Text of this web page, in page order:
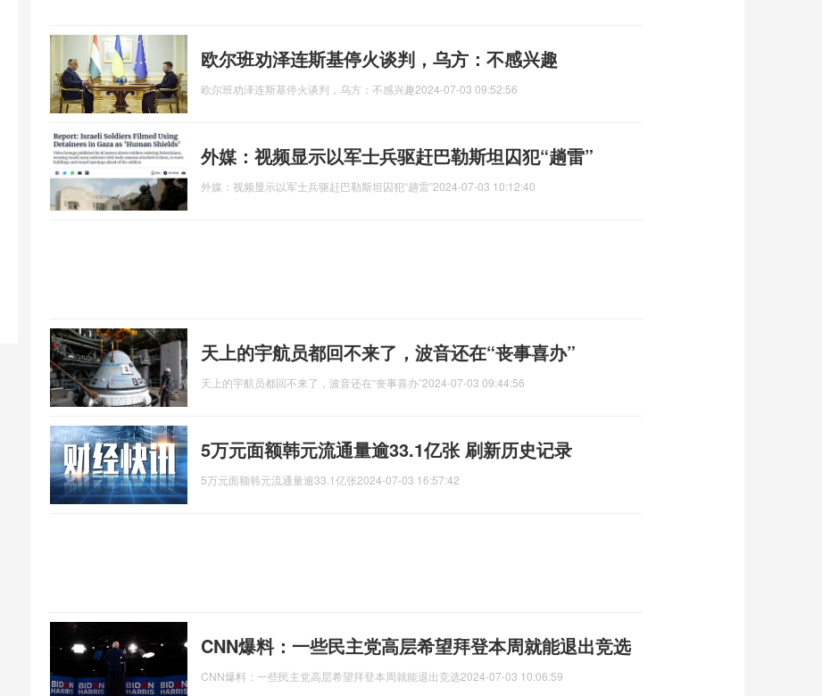
欧尔班劝泽连斯基停火谈判，乌方：不感兴趣
欧尔班劝泽连斯基停火谈判，乌方：不感兴趣2024-07-03 09:52:56
外媒：视频显示以军士兵驱赶巴勒斯坦囚犯“趟雷”
外媒：视频显示以军士兵驱赶巴勒斯坦囚犯“趟雷”2024-07-03 10:12:40
天上的宇航员都回不来了，波音还在“丧事喜办”
天上的宇航员都回不来了，波音还在“丧事喜办”2024-07-03 09:44:56
5万元面额韩元流通量逾33.1亿张 刷新历史记录
5万元面额韩元流通量逾33.1亿张2024-07-03 16:57:42
CNN爆料：一些民主党高层希望拜登本周就能退出竞选
CNN爆料：一些民主党高层希望拜登本周就能退出竞选2024-07-03 10:06:59